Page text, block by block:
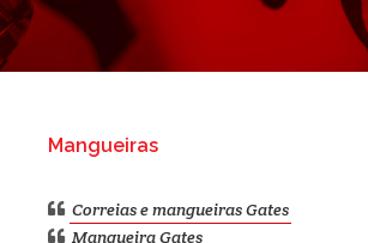
Correias e mangueiras Gates